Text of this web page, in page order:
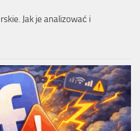
Jak je analizować i